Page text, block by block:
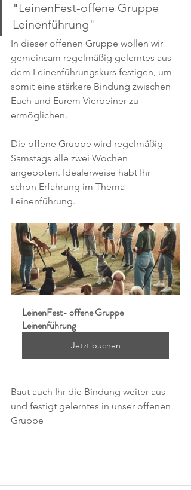
"LeinenFest-offene Gruppe
Leinenführung"
In dieser offenen Gruppe wollen wir
gemeinsam regelmäßig gelerntes aus
dem Leinenführungskurs festigen, um
somit eine stärkere Bindung zwischen
Euch und Eurem Vierbeiner zu
ermöglichen.
Die offene Gruppe wird regelmäßig
Samstags alle zwei Wochen
angeboten. Idealerweise habt Ihr
schon Erfahrung im Thema
Leinenführung.
LeinenFest- offene Gruppe
Leinenführung
Jetzt buchen
Baut auch Ihr die Bindung weiter aus
und festigt gelerntes in unser offenen
Gruppe